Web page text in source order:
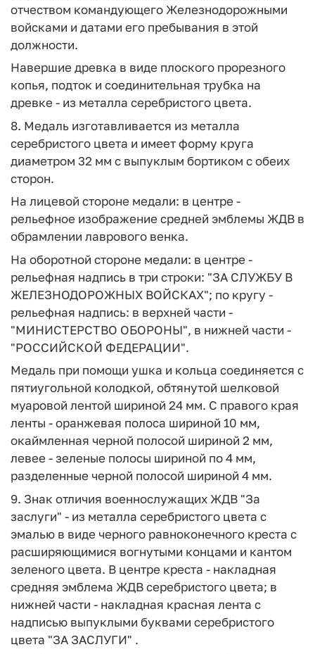
отчеством командующего Железнодорожными
войсками и датами его пребывания в этой
должности.
Навершие древка в виде плоского прорезного
копья, подток и соединительная трубка на
древке - из металла серебристого цвета.
8. Медаль изготавливается из металла
серебристого цвета и имеет форму круга
диаметром 32 мм с выпуклым бортиком с обеих
сторон.
На лицевой стороне медали: в центре -
рельефное изображение средней эмблемы ЖДВ в
обрамлении лаврового венка.
На оборотной стороне медали: в центре -
рельефная надпись в три строки: "ЗА СЛУЖБУ В
ЖЕЛЕЗНОДОРОЖНЫХ ВОЙСКАХ"; по кругу -
рельефная надпись: в верхней части -
"МИНИСТЕРСТВО ОБОРОНЫ", в нижней части -
"РОССИЙСКОЙ ФЕДЕРАЦИИ".
Медаль при помощи ушка и кольца соединяется с
пятиугольной колодкой, обтянутой шелковой
муаровой лентой шириной 24 мм. С правого края
ленты - оранжевая полоса шириной 10 мм,
окаймленная черной полосой шириной 2 мм,
левее - зеленые полосы шириной по 4 мм,
разделенные черной полосой шириной 4 мм.
9. Знак отличия военнослужащих ЖДВ "За
заслуги" - из металла серебристого цвета с
эмалью в виде черного равноконечного креста с
расширяющимися вогнутыми концами и кантом
зеленого цвета. В центре креста - накладная
средняя эмблема ЖДВ серебристого цвета; в
нижней части - накладная красная лента с
надписью выпуклыми буквами серебристого
цвета "ЗА ЗАСЛУГИ" .